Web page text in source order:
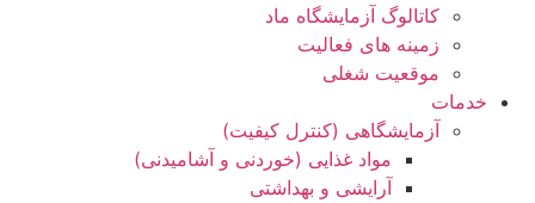
کاتالوگ آزمایشگاه ماد
زمینه های فعالیت
موقعیت شغلی
خدمات
آزمایشگاهی (کنترل کیفیت)
مواد غذایی (خوردنی و آشامیدنی)
آرایشی و بهداشتی